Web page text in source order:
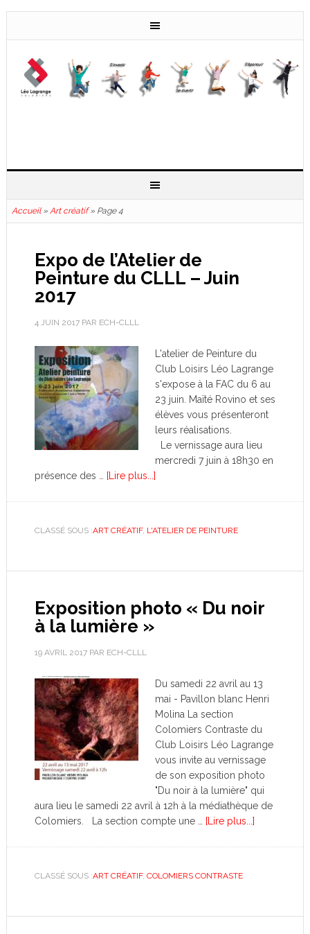
Accueil» Art créatif» Page 4
Expo de l’Atelier de
Peinture du CLLL – Juin
2017
4 JUIN 2017PAR ECH-CLLL
L'atelier de Peinture du
Club Loisirs Léo Lagrange
s'expose à la FAC du 6 au
23 juin. Maïté Rovino et ses
élèves vous présenteront
leurs réalisations.
Le vernissage aura lieu
mercredi 7 juin à 18h30 en
présence des …
[Lire plus...]
CLASSÉ SOUS :ART CRÉATIF, L'ATELIER DE PEINTURE
Exposition photo « Du noir
à la lumière »
19 AVRIL 2017PAR ECH-CLLL
Du samedi 22 avril au 13
mai - Pavillon blanc Henri
Molina La section
Colomiers Contraste du
Club Loisirs Léo Lagrange
vous invite au vernissage
de son exposition photo
"Du noir à la lumière" qui
aura lieu le samedi 22 avril à 12h à la médiathèque de
Colomiers. La section compte une …
[Lire plus...]
CLASSÉ SOUS :ART CRÉATIF, COLOMIERS CONTRASTE